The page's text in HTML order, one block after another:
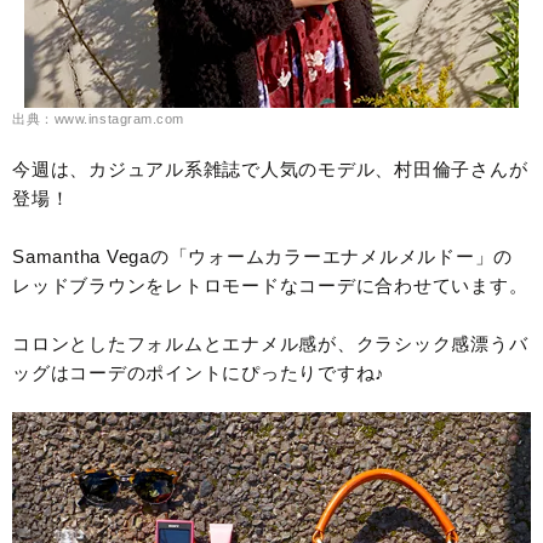
出典：www.instagram.com
今週は、カジュアル系雑誌で人気のモデル、村田倫子さんが
登場！
Samantha Vegaの「ウォームカラーエナメルメルドー」の
レッドブラウンをレトロモードなコーデに合わせています。
コロンとしたフォルムとエナメル感が、クラシック感漂うバ
ッグはコーデのポイントにぴったりですね♪